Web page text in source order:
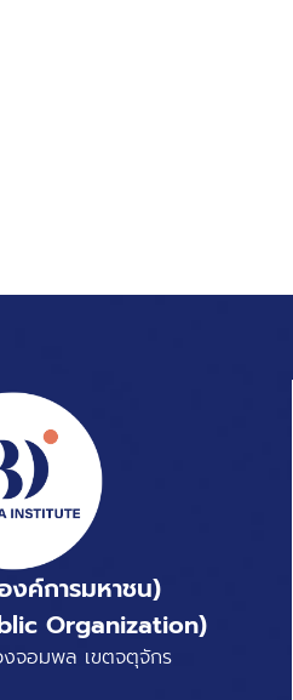
ค์การมหาชน)
Organization)
จอมพล เขตจตุจักร